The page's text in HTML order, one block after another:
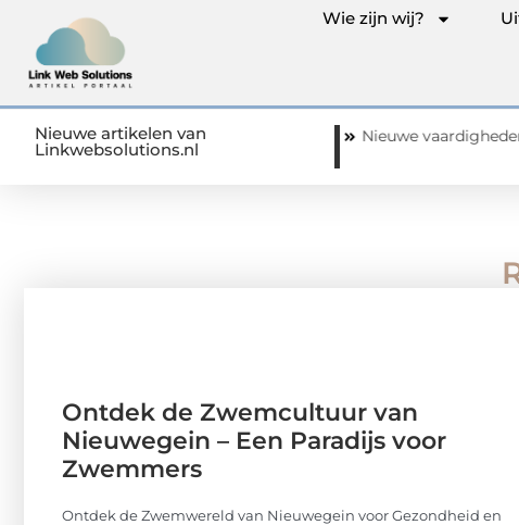
Wie zijn wij?
Nieuwe artikelen van
Linkwebsolutions.nl
Paradijs voor Zwemmers Nieuwe vaardigheden
Ontdek de Zwemcultuur van
Nieuwegein – Een Paradijs voor
Zwemmers
Ontdek de Zwemwereld van Nieuwegein voor Gezondheid en